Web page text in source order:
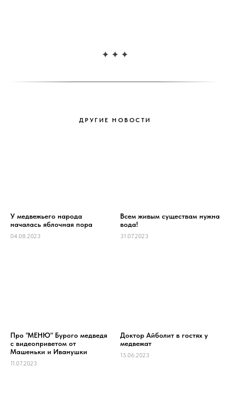
ДРУГИЕ НОВОСТИ
У медвежьего народа
началась яблочная пора
04.08.2023
Всем живым существам нужна
вода!
31.07.2023
Про "МЕНЮ" Бурого медведя
с видеоприветом от
Машеньки и Иванушки
11.07.2023
Доктор Айболит в гостях у
медвежат
15.06.2023